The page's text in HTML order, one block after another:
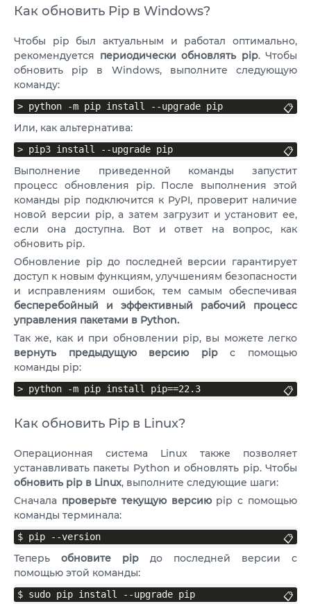
Как обновить Pip в Windows?
Чтобы pip был актуальным и работал оптимально,
рекомендуется периодически обновлять pip. Чтобы
обновить pip в Windows, выполните следующую
команду:
> python -m pip install --upgrade pip 📋
Или, как альтернатива:
> pip3 install --upgrade pip 📋
Выполнение приведенной команды запустит
процесс обновления pip. После выполнения этой
команды pip подключится к PyPI, проверит наличие
новой версии pip, а затем загрузит и установит ее,
если она доступна. Вот и ответ на вопрос, как
обновить pip.
Обновление pip до последней версии гарантирует
доступ к новым функциям, улучшениям безопасности
и исправлениям ошибок, тем самым обеспечивая
бесперебойный и эффективный рабочий процесс
управления пакетами в Python.
Так же, как и при обновлении pip, вы можете легко
вернуть предыдущую версию pipс помощью
команды pip:
> python -m pip install pip==22.3 📋
Как обновить Pip в Linux?
Операционная система Linux также позволяет
устанавливать пакеты Python и обновлять pip. Чтобы
обновить pip в Linux, выполните следующие шаги:
Сначала проверьте текущую версиюpip с помощью
команды терминала:
$ pip --version 📋
Теперь обновите pip до последней версии с
помощью этой команды:
$ sudo pip install --upgrade pip 📋